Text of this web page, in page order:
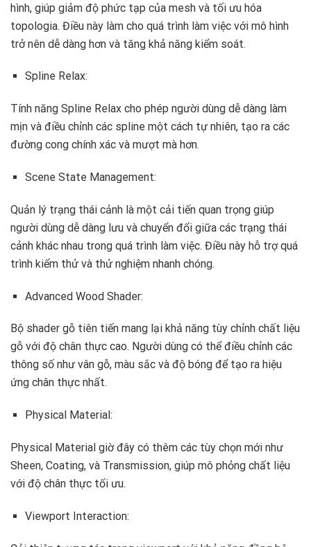
hình, giúp giảm độ phức tạp của mesh và tối ưu hóa
topologia. Điều này làm cho quá trình làm việc với mô hình
trở nên dễ dàng hơn và tăng khả năng kiểm soát.
Spline Relax:
Tính năng Spline Relax cho phép người dùng dễ dàng làm
mịn và điều chỉnh các spline một cách tự nhiên, tạo ra các
đường cong chính xác và mượt mà hơn.
Scene State Management:
Quản lý trạng thái cảnh là một cải tiến quan trọng giúp
người dùng dễ dàng lưu và chuyển đổi giữa các trạng thái
cảnh khác nhau trong quá trình làm việc. Điều này hỗ trợ quá
trình kiểm thử và thử nghiệm nhanh chóng.
Advanced Wood Shader:
Bộ shader gỗ tiên tiến mang lại khả năng tùy chỉnh chất liệu
gỗ với độ chân thực cao. Người dùng có thể điều chỉnh các
thông số như vân gỗ, màu sắc và độ bóng để tạo ra hiệu
ứng chân thực nhất.
Physical Material:
Physical Material giờ đây có thêm các tùy chọn mới như
Sheen, Coating, và Transmission, giúp mô phỏng chất liệu
với độ chân thực tối ưu.
Viewport Interaction: